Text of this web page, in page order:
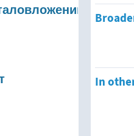
в
In